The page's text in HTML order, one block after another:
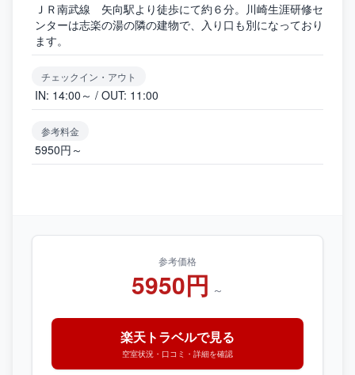
ＪＲ南武線 矢向駅より徒歩にて約６分。川崎生涯研修セ
ンターは志楽の湯の隣の建物で、入り口も別になっており
ます。
チェックイン・アウト
IN: 14:00～ / OUT: 11:00
参考料金
5950円～
参考価格
5950円 ～
楽天トラベルで見る
空室状況・口コミ・詳細を確認